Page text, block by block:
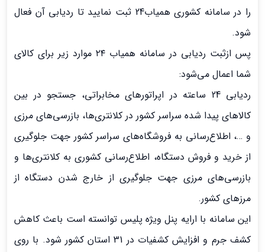
را در سامانه کشوری همیاب24 ثبت نمایید تا ردیابی آن فعال
شود.
پس ازثبت ردیابی در سامانه همیاب ۲۴ موارد زیر برای کالای
شما اعمال می‌شود:
ردیابی 24 ساعته در اپراتورهای مخابراتی، جستجو در بین
کالاهای پیدا شده سراسر کشور در کلانتری‌ها، بازرسی‌های مرزی
و …، اطلاع‌رسانی به فروشگاه‌های سراسر کشور جهت جلوگیری
از خرید و فروش دستگاه، اطلاع‌رسانی کشوری به کلانتری‌ها و
بازرسی‌های مرزی جهت جلوگیری از خارج شدن دستگاه از
مرزهای کشور.
این سامانه با ارایه پنل ویژه پلیس توانسته است باعث کاهش
کشف جرم و افزایش کشفیات در 31 استان کشور شود. با روی